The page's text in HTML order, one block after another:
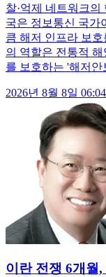
찰·억제 네트워크
국은 정보통신 국가
큼 해저 인프라 보
의 역할은 전통적
를 보호하는 '해저
2026년 8월 8일 06:04
이란 전쟁 6개월